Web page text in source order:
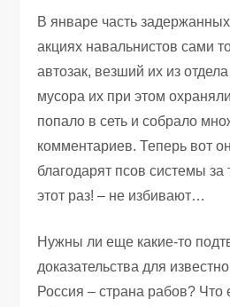
В январе часть
акциях навальнистов сами
автозак, везший их из
мусора их при этом
попало в сеть и собрало
комментариев. Теперь вот
благодарят псов системы за
этот раз! – не избивают…
Нужны ли еще какие-то
доказательства для
Россия – страна рабов? Что